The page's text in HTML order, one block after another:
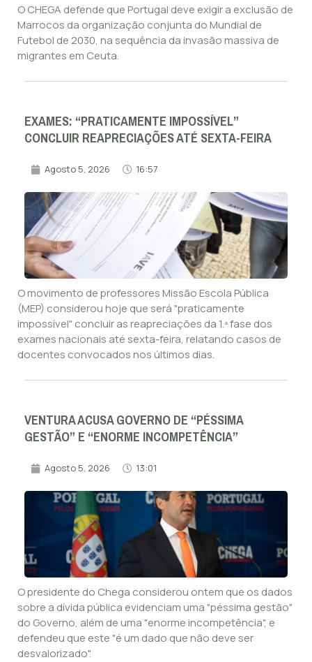
O CHEGA defende que Portugal deve exigir a exclusão de
Marrocos da organização conjunta do Mundial de
Futebol de 2030, na sequência da invasão massiva de
migrantes em Ceuta.
EXAMES: “PRATICAMENTE IMPOSSÍVEL”
CONCLUIR REAPRECIAÇÕES ATÉ SEXTA-FEIRA
Agosto 5, 2026 16:57
O movimento de professores Missão Escola Pública
(MEP) considerou hoje que será "praticamente
impossível" concluir as reapreciações da 1.ª fase dos
exames nacionais até sexta-feira, relatando casos de
docentes convocados nos últimos dias.
VENTURA ACUSA GOVERNO DE “PÉSSIMA
GESTÃO” E “ENORME INCOMPETÊNCIA”
Agosto 5, 2026 13:01
O presidente do Chega considerou ontem que os dados
sobre a dívida pública evidenciam uma "péssima gestão"
do Governo, além de uma "enorme incompetência", e
defendeu que este "é um dado que não deve ser
desvalorizado".